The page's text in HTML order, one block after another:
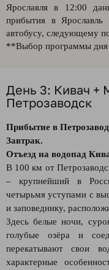
Ярославля в 12:00
прибытия в Ярославль
автобусу, следующему
**Выбор программы дня
День 3: Кивач +
Петрозаводск
Прибытие в
Завтрак.
Отъезд на водопад
В 100 км от
– крупнейший в
четырьмя уступами с
и заповеднику,
Здесь белые ночи,
голубые озёра и
перекатывают свои
характерные